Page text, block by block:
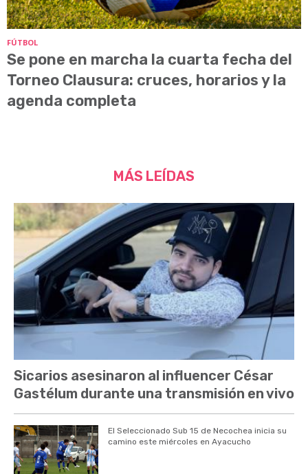
FÚTBOL
Se pone en marcha la cuarta fecha del
Torneo Clausura: cruces, horarios y la
agenda completa
MÁS LEÍDAS
Sicarios asesinaron al influencer César
Gastélum durante una transmisión en vivo
El Seleccionado Sub 15 de Necochea inicia su
camino este miércoles en Ayacucho